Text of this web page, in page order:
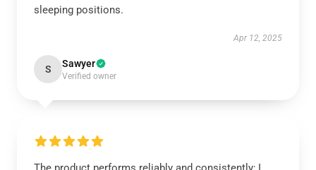
sleeping positions.
Apr 12, 2025
S Sawyer
Verified owner